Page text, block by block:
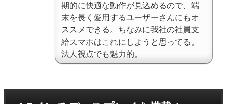
期的に快適な動作が見込めるので、端
末を長く愛用するユーザーさんにもオ
ススメできる。ちなみに我社の社員支
給スマホはこれにしようと思ってる。
法人視点でも魅力的。